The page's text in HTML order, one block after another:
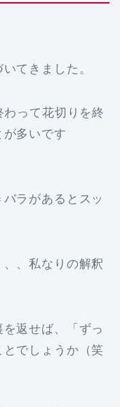
てきました。
って花切りを終
が多いです
ラがあるとスッ
、私なりの解釈
を返せば、「ずっ
でしょうか（笑